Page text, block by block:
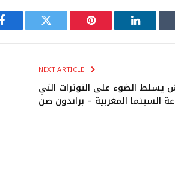
Facebook Twitter Pinterest LinkedIn
NEXT ARTICLE
يسلط الضوء على التوترات التي
السينما المغربية – براندون صن